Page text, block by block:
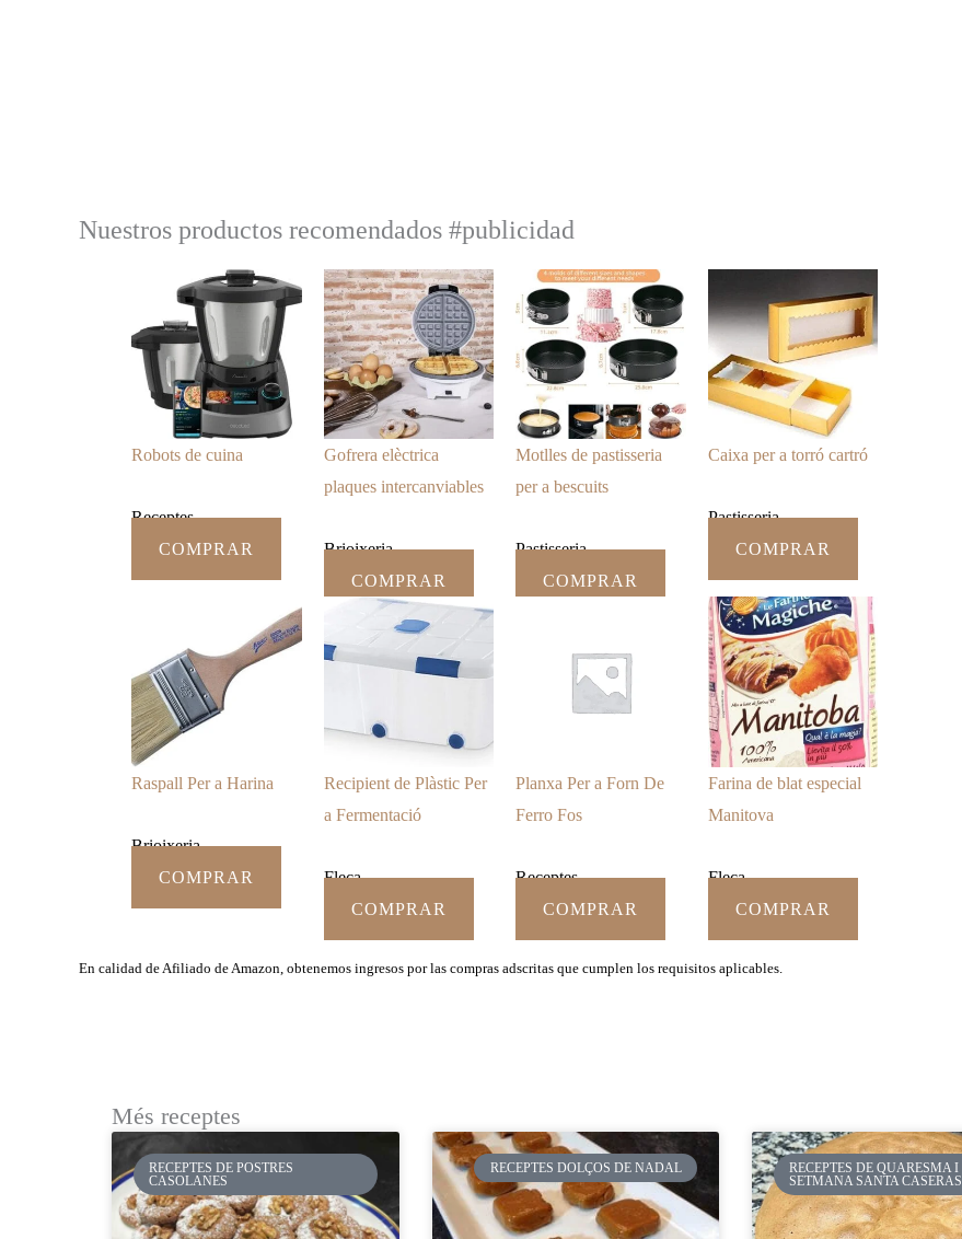
Nuestros productos recomendados #publicidad
Robots de cuina
Receptes
COMPRAR
Gofrera elèctrica
plaques intercanviables
Brioixeria
COMPRAR
Motlles de pastisseria
per a bescuits
Pastisseria
COMPRAR
Caixa per a torró cartró
Pastisseria
COMPRAR
Raspall Per a Harina
Brioixeria
COMPRAR
Recipient de Plàstic Per
a Fermentació
Fleca
COMPRAR
Planxa Per a Forn De
Ferro Fos
Receptes
COMPRAR
Farina de blat especial
Manitova
Fleca
COMPRAR
En calidad de Afiliado de Amazon, obtenemos ingresos por las compras adscritas que cumplen los requisitos aplicables.
Més receptes
RECEPTES DE POSTRES
CASOLANES
RECEPTES DOLÇOS DE NADAL
RECEPTES DE QUARESMA I
SETMANA SANTA CASERAS